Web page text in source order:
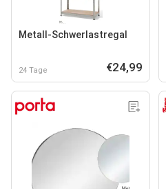
Metall-Schwerlastregal
24 Tage €24,99